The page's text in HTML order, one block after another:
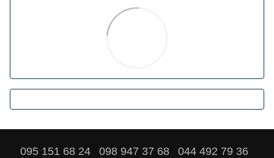
095 151 68 24 098 947 37 68
044 492 79 36